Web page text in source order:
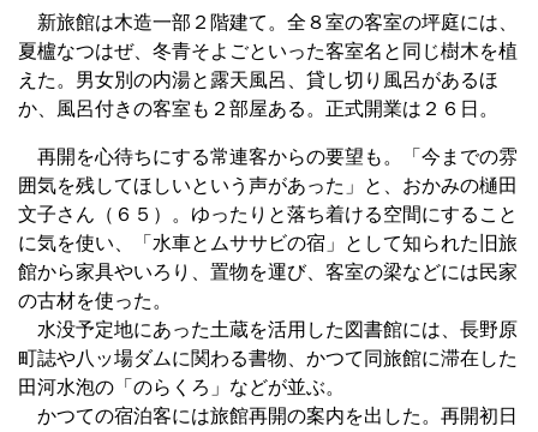
新旅館は木造一部２階建て。全８室の客室の坪庭には、
夏櫨なつはぜ、冬青そよごといった客室名と同じ樹木を植
えた。男女別の内湯と露天風呂、貸し切り風呂があるほ
か、風呂付きの客室も２部屋ある。正式開業は２６日。
再開を心待ちにする常連客からの要望も。「今までの雰
囲気を残してほしいという声があった」と、おかみの樋田
文子さん（６５）。ゆったりと落ち着ける空間にすること
に気を使い、「水車とムササビの宿」として知られた旧旅
館から家具やいろり、置物を運び、客室の梁などには民家
の古材を使った。
水没予定地にあった土蔵を活用した図書館には、長野原
町誌や八ッ場ダムに関わる書物、かつて同旅館に滞在した
田河水泡の「のらくろ」などが並ぶ。
かつての宿泊客には旅館再開の案内を出した。再開初日